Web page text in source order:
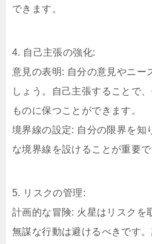
できます。
4. 自己主張の強化:
意見の表明: 自分の意見やニー
しょう。自己主張することで
ものに保つことができます。
境界線の設定: 自分の限界を知
な境界線を設けることが重要で
5. リスクの管理:
計画的な冒険: 火星はリスクを
無謀な行動は避けるべきです